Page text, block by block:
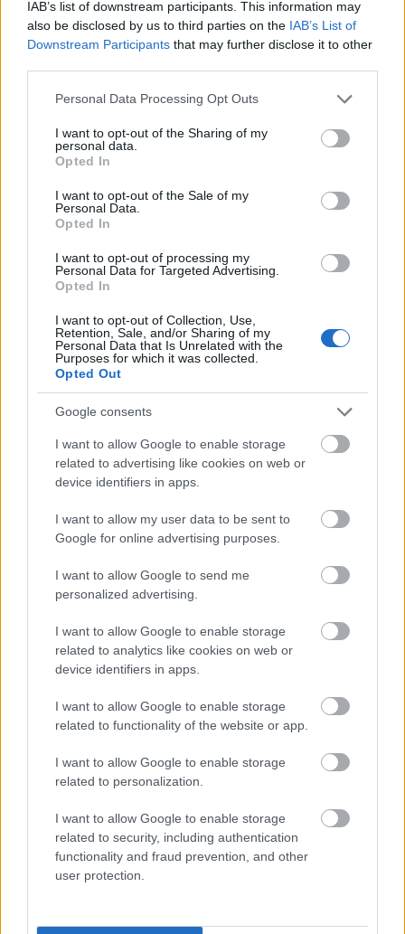
IAB’s list of downstream participants. This information may
also be disclosed by us to third parties on the IAB’s List of
Downstream Participants that may further disclose it to other
Please note that this website/app uses one or more Google
not limited to your visit or usage behaviour. You may click to
grant or deny consent to Google and its third-party tags to
use your data for below specified purposes in below Google
consent section.
Personal Data Processing Opt Outs
I want to opt-out of the Sharing of my
personal data.
Opted In
I want to opt-out of the Sale of my
Personal Data.
Opted In
I want to opt-out of processing my
Personal Data for Targeted Advertising.
Opted In
I want to opt-out of Collection, Use,
Retention, Sale, and/or Sharing of my
Personal Data that Is Unrelated with the
Purposes for which it was collected.
Opted Out
Google consents
I want to allow Google to enable storage
related to advertising like cookies on web or
device identifiers in apps.
I want to allow my user data to be sent to
Google for online advertising purposes.
I want to allow Google to send me
personalized advertising.
I want to allow Google to enable storage
related to analytics like cookies on web or
device identifiers in apps.
I want to allow Google to enable storage
related to functionality of the website or app.
I want to allow Google to enable storage
related to personalization.
I want to allow Google to enable storage
related to security, including authentication
functionality and fraud prevention, and other
user protection.
HE-DO BKK KM Építő Kft. Főmterv Mérnöki Tervező Zrt.
felüljárón
A tartós nyári hőség jelentős kihívás elé állítja a KM Építőt,
árnyékában?
Elkészült a Liszt Ferenc repülőtér
közelében lévő logisztikai bázis út- és
Látlelet a hazai víziközművekről?
múlt Bicske vízellátása
Épített öröksége megújításával is készül
Mohács a csata ötszázadik
E-mail cím
Feliratkozom a hírlevélre és elfogadom az
FELIRATKOZÁS